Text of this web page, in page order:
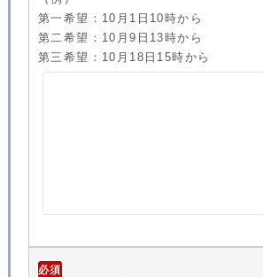
第一希望：10月1日10時から
第二希望：10月9日13時から
第三希望：10月18日15時から
必須